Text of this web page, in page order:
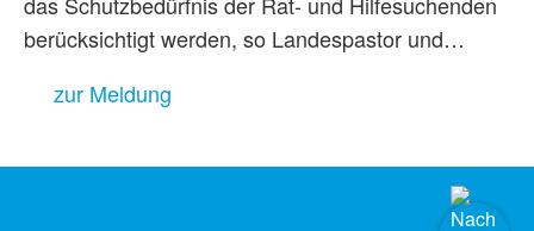
berücksichtigt werden, so Landespastor und…
zur Meldung